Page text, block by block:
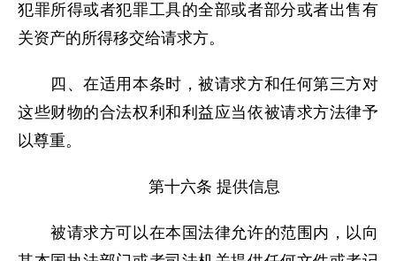
犯罪所得或者犯罪工具的全部或者部分或者出售有
关资产的所得移交给请求方。
四、在适用本条时，被请求方和任何第三方对
这些财物的合法权利和利益应当依被请求方法律予
以尊重。
第十六条 提供信息
被请求方可以在本国法律允许的范围内，以向